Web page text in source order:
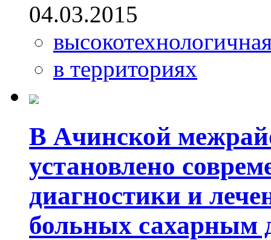
04.03.2015
в территориях
В Ачинской
установлено
диагностики и
больных сахарным